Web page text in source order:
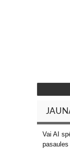
Vai AI